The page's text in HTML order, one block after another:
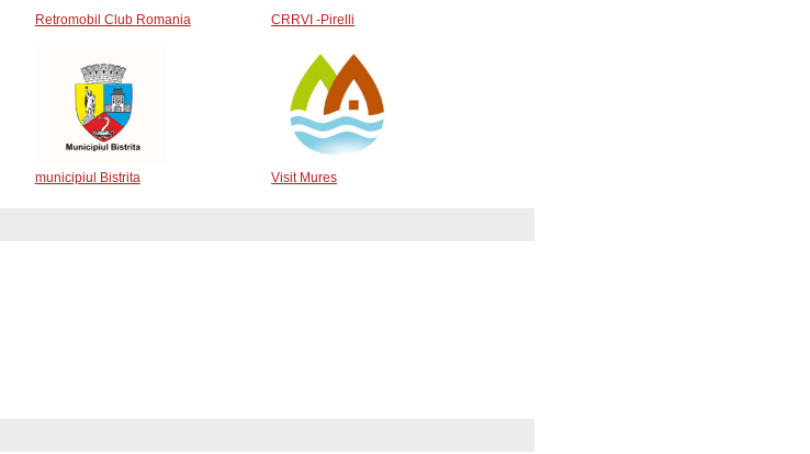
Retromobil Club Romania CRRVI -Pirelli
municipiul Bistrita Visit Mures